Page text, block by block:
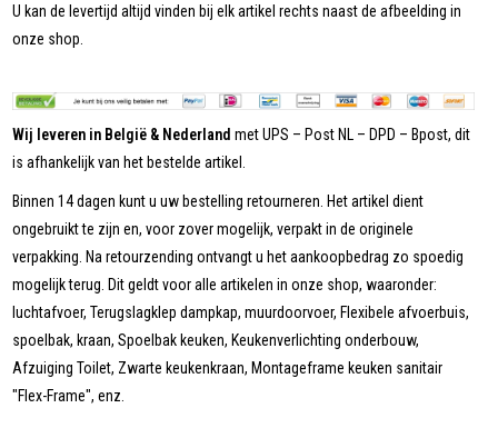
U kan de levertijd altijd vinden bij elk artikel rechts naast de afbeelding in
onze shop.
Wij leveren in België & Nederland met UPS – Post NL – DPD – Bpost, dit
is afhankelijk van het bestelde artikel.
Binnen 14 dagen kunt u uw bestelling retourneren. Het artikel dient
ongebruikt te zijn en, voor zover mogelijk, verpakt in de originele
verpakking. Na retourzending ontvangt u het aankoopbedrag zo spoedig
mogelijk terug. Dit geldt voor alle artikelen in onze shop, waaronder:
luchtafvoer, Terugslagklep dampkap, muurdoorvoer, Flexibele afvoerbuis,
spoelbak, kraan, Spoelbak keuken, Keukenverlichting onderbouw,
Afzuiging Toilet, Zwarte keukenkraan, Montageframe keuken sanitair
"Flex-Frame", enz.